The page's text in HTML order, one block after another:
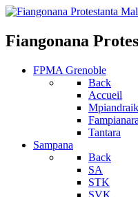
Fiangonana
FPMA Grenoble
Back
Accueil
Tantara
Sampana
Back
SA
STK
SVK